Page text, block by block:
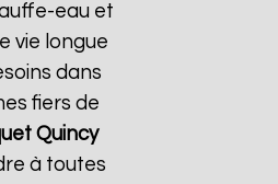
eau et
vie longue
dans
fiers de
Quincy
à toutes